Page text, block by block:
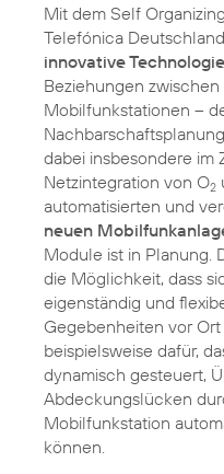
Mit dem Self
Telefónica
innovative
Beziehungen
Mobilfunkstationen –
dabei insbesondere im
Netzintegration von O2
automatisierten und
neuen
Module ist in Planung.
die Möglichkeit, dass
eigenständig und
Gegebenheiten vor Ort
beispielsweise dafür,
dynamisch gesteuert,
Abdeckungslücken
Mobilfunkstation
können.